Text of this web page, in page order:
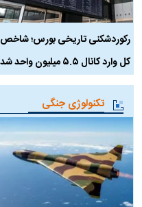
رکوردشکنی تاریخی بورس؛ شاخص
کل وارد کانال ۵.۵ میلیون واحد شد
تکنولوژی جنگی